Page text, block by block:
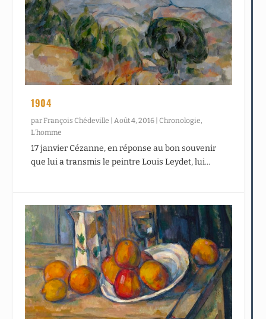
1904
par François Chédeville Août 4, 2016 |Chronologie
L’homme
17 janvier Cézanne, en réponse au bon souvenir
que lui a transmis le peintre Louis Leydet, lui...